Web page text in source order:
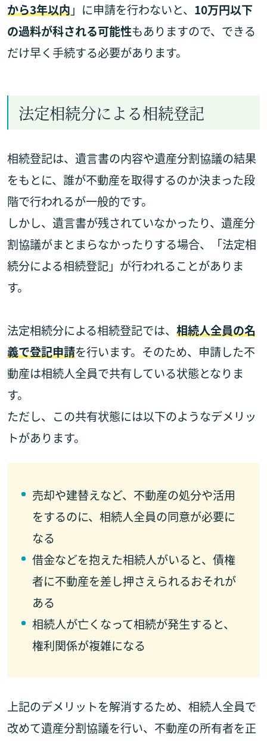
から3年以内」に申請を行わないと、 10万円以下
の過料が科される可能性もありますので、できる
だけ早く手続する必要があります。
法定相続分による相続登記
相続登記は、遺言書の内容や遺産分割協議の結果
をもとに、誰が不動産を取得するのか決まった段
階で行われるが一般的です。
しかし、遺言書が残されていなかったり、遺産分
割協議がまとまらなかったりする場合、「法定相
続分による相続登記」が行われることがありま
す。
法定相続分による相続登記では、 相続人全員の名
義で登記申請を行います。そのため、申請した不
動産は相続人全員で共有している状態となりま
す。
ただし、この共有状態には以下のようなデメリッ
トがあります。
売却や建替えなど、不動産の処分や活用
をするのに、相続人全員の同意が必要に
なる
借金などを抱えた相続人がいると、債権
者に不動産を差し押さえられるおそれが
ある
相続人が亡くなって相続が発生すると、
権利関係が複雑になる
上記のデメリットを解消するため、相続人全員で
改めて遺産分割協議を行い、不動産の所有者を正